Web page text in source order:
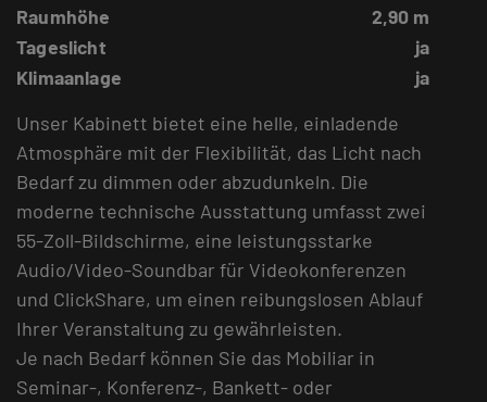
Raumhöhe
2,90 m
Tageslicht
ja
Klimaanlage
ja
Unser Kabinett bietet eine helle, einladende
Atmosphäre mit der Flexibilität, das Licht nach
Bedarf zu dimmen oder abzudunkeln. Die
moderne technische Ausstattung umfasst zwei
55-Zoll-Bildschirme, eine leistungsstarke
Audio/Video-Soundbar für Videokonferenzen
und ClickShare, um einen reibungslosen Ablauf
Ihrer Veranstaltung zu gewährleisten.
Je nach Bedarf können Sie das Mobiliar in
Seminar-, Konferenz-, Bankett- oder